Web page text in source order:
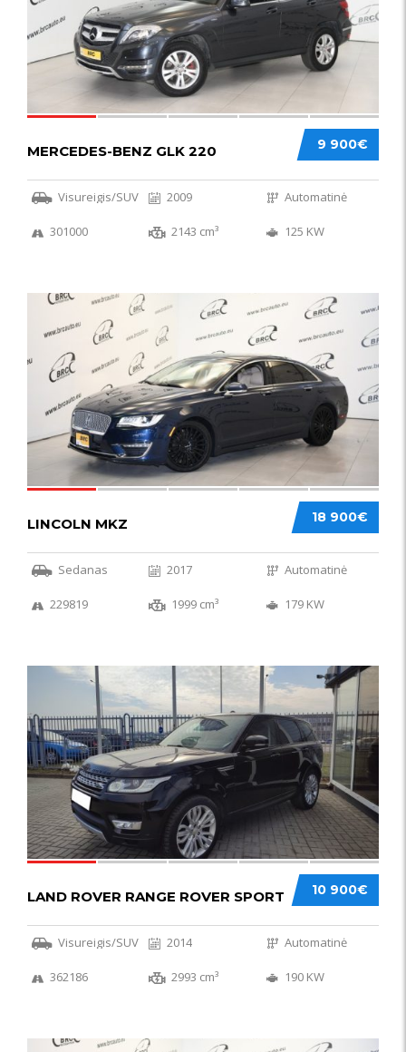
9 900€
MERCEDES-BENZ GLK 220
Visureigis/SUV 2009 Automatinė
301000 2143 cm³ 125 KW
18 900€
LINCOLN MKZ
Sedanas 2017 Automatinė
229819 1999 cm³ 179 KW
10 900€
LAND ROVER RANGE ROVER SPORT
Visureigis/SUV 2014 Automatinė
362186 2993 cm³ 190 KW